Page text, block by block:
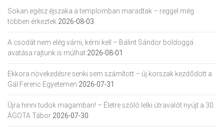
Sokan egész éjszaka a templomban maradtak – reggel még
többen érkeztek 2026-08-03
A csodát nem elég várni, kérni kell – Bálint Sándor boldoggá
avatása rajtunk is múlhat 2026-08-01
Ekkora növekedésre senki sem számított – új korszak kezdődött a
Gál Ferenc Egyetemen 2026-07-31
Újra hinni tudok magamban! – Életre szóló lelki útravalót nyújt a 30.
ÁGOTA Tábor 2026-07-30